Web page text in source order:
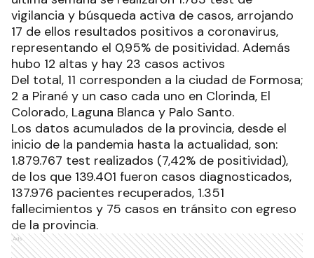
vigilancia y búsqueda activa de casos, arrojando
17 de ellos resultados positivos a coronavirus,
representando el 0,95% de positividad. Además
hubo 12 altas y hay 23 casos activos
Del total, 11 corresponden a la ciudad de Formosa;
2 a Pirané y un caso cada uno en Clorinda, El
Colorado, Laguna Blanca y Palo Santo.
Los datos acumulados de la provincia, desde el
inicio de la pandemia hasta la actualidad, son:
1.879.767 test realizados (7,42% de positividad),
de los que 139.401 fueron casos diagnosticados,
137.976 pacientes recuperados, 1.351
fallecimientos y 75 casos en tránsito con egreso
de la provincia.
Ads